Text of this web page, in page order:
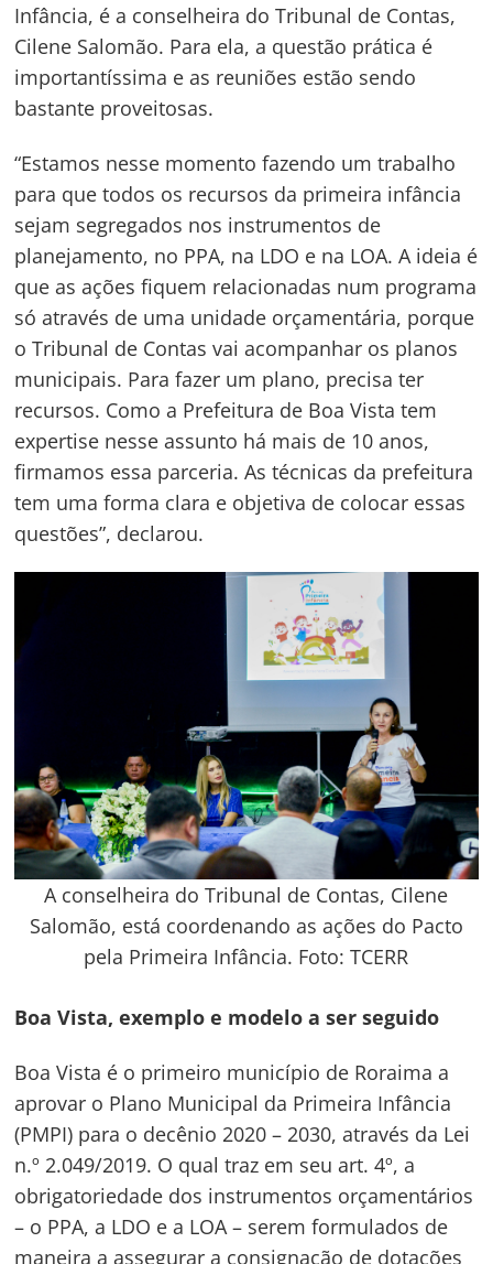
Infância, é a conselheira do Tribunal de Contas,
Cilene Salomão. Para ela, a questão prática é
importantíssima e as reuniões estão sendo
bastante proveitosas.
“Estamos nesse momento fazendo um trabalho
para que todos os recursos da primeira infância
sejam segregados nos instrumentos de
planejamento, no PPA, na LDO e na LOA. A ideia é
que as ações fiquem relacionadas num programa
só através de uma unidade orçamentária, porque
o Tribunal de Contas vai acompanhar os planos
municipais. Para fazer um plano, precisa ter
recursos. Como a Prefeitura de Boa Vista tem
expertise nesse assunto há mais de 10 anos,
firmamos essa parceria. As técnicas da prefeitura
tem uma forma clara e objetiva de colocar essas
questões”, declarou.
A conselheira do Tribunal de Contas, Cilene
Salomão, está coordenando as ações do Pacto
pela Primeira Infância. Foto: TCERR
Boa Vista, exemplo e modelo a ser seguido
Boa Vista é o primeiro município de Roraima a
aprovar o Plano Municipal da Primeira Infância
(PMPI) para o decênio 2020 – 2030, através da Lei
n.º 2.049/2019. O qual traz em seu art. 4º, a
obrigatoriedade dos instrumentos orçamentários
– o PPA, a LDO e a LOA – serem formulados de
maneira a assegurar a consignação de dotações
Navegação
de
Post